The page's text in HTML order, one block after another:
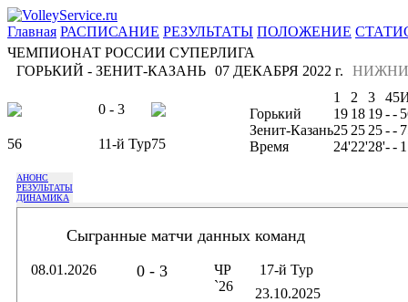
Главная РАСПИСАНИЕ РЕЗУЛЬТАТЫ ПОЛОЖЕНИЕ
ЧЕМПИОНАТ РОССИИ СУПЕРЛИГА
ГОРЬКИЙ - ЗЕНИТ-КАЗАНЬ 07 ДЕКАБРЯ 2022 г.
0 - 3
56 11-й Тур75
1 2 3 45
Горький
19 18 19--
Зенит-Казань25 25 25--
Время
24'22'28'--
АНОНС
РЕЗУЛЬТАТЫ
ДИНАМИКА
Сыгранные матчи данных команд
08.01.2026 0 - 3
ЧР
`26
17-й Тур
23.10.2025